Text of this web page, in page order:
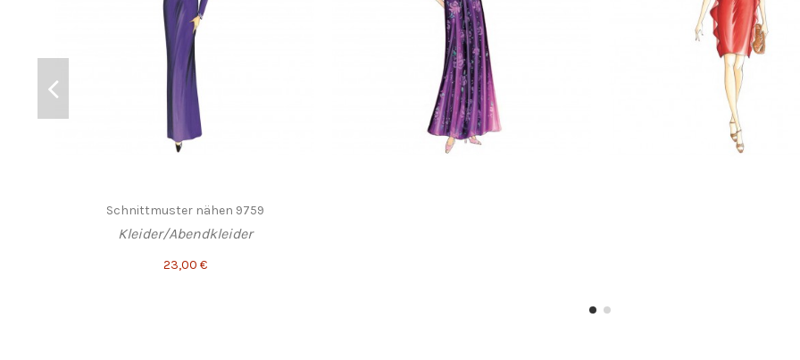
Schnittmuster nähen 9759
Kleider/Abendkleider
23,00 €